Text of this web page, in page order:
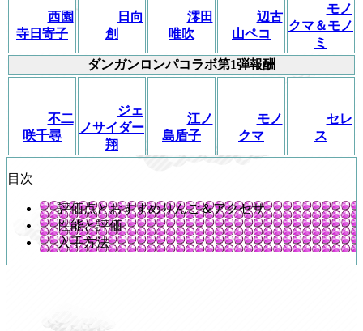
西園
寺日寄子
日向
創
澪田
唯吹
辺古
山ペコ
モノ
クマ＆モノ
ミ
ダンガンロンパコラボ第1弾報酬
不二
咲千尋
ジェ
ノサイダー
翔
江ノ
島盾子
モノ
クマ
セレ
ス
目次
評価点とおすすめりんご＆アクセサ
性能と評価
入手方法